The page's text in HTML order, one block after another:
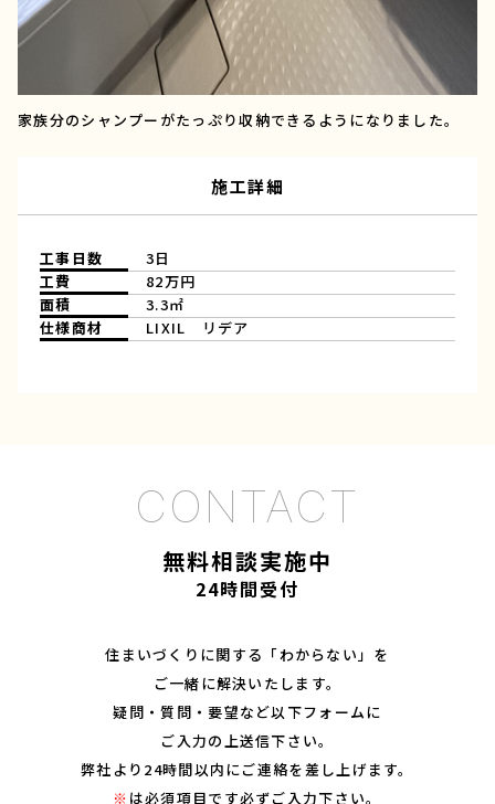
家族分のシャンプーがたっぷり収納できるようになりました。
施工詳細
工事日数
3日
工費
82万円
面積
3.3㎡
仕様商材
LIXIL リデア
無料相談実施中
24時間受付
住まいづくりに関する「わからない」を
ご一緒に解決いたします。
疑問・質問・要望など以下フォームに
ご入力の上送信下さい。
弊社より24時間以内にご連絡を差し上げます。
※ は必須項目です必ずご入力下さい。